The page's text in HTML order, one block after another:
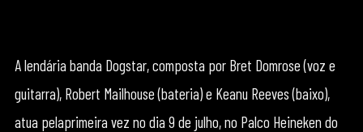
A lendária banda Dogstar, composta por Bret Domrose (voz e
guitarra), Robert Mailhouse (bateria) e Keanu Reeves (baixo),
atua pela​primeira vez no dia 9 de julho, no Palco Heineken do